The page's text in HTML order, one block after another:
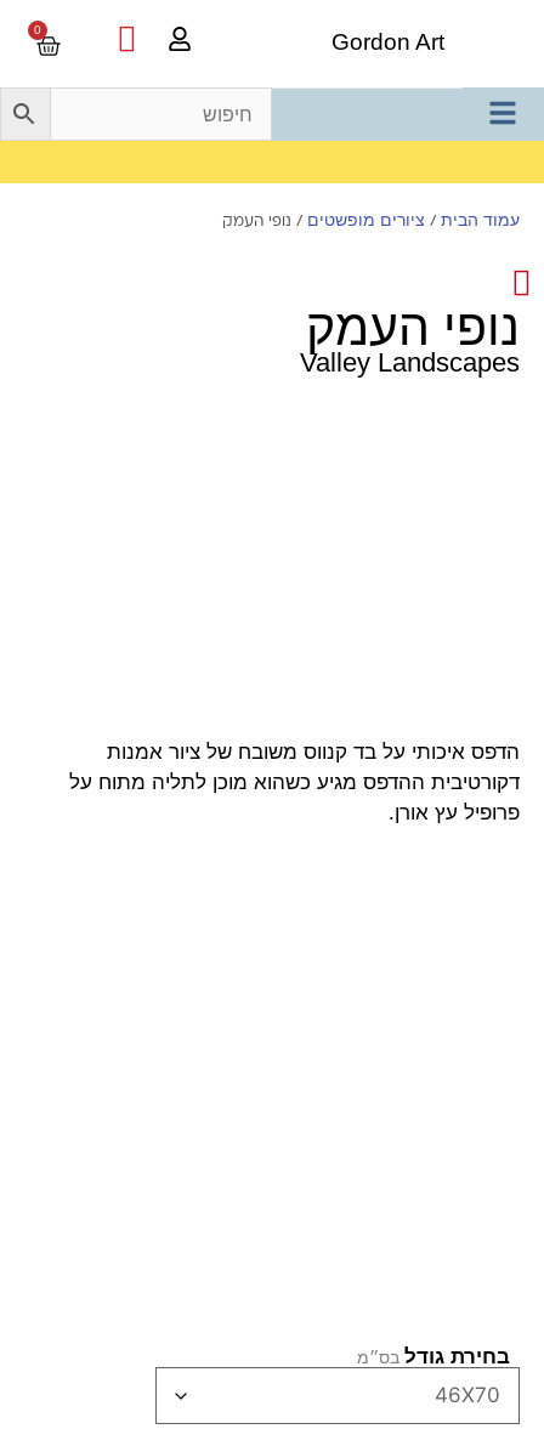
Gordon Art
0
עמוד הבית / ציורים מופשטים / נופי העמק
נופי העמק
Valley Landscapes
הדפס איכותי על בד קנווס משובח של ציור אמנות
דקורטיבית ההדפס מגיע כשהוא מוכן לתליה מתוח על
פרופיל עץ אורן.
בחירת גודל